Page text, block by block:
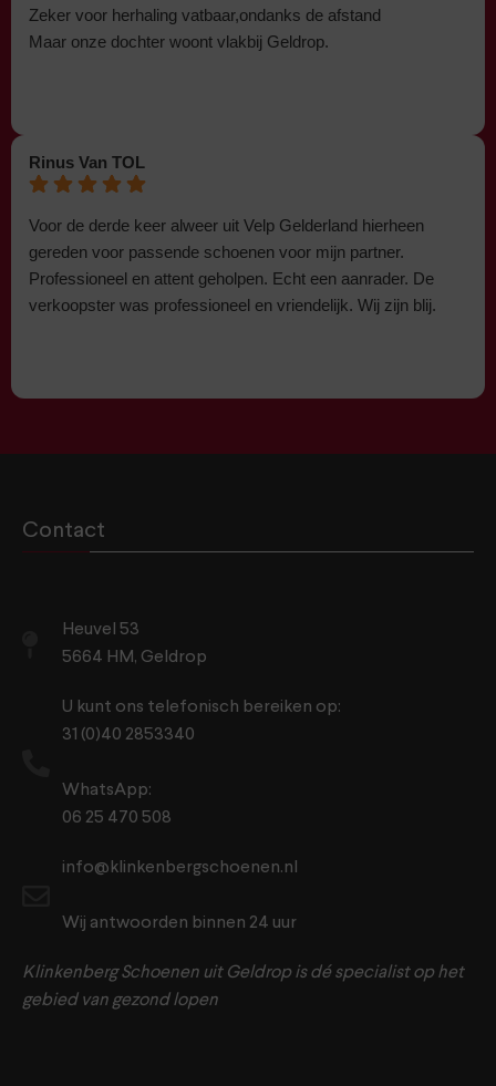
Zeker voor herhaling vatbaar,ondanks de afstand
Maar onze dochter woont vlakbij Geldrop.
Rinus Van TOL
Voor de derde keer alweer uit Velp Gelderland hierheen
gereden voor passende schoenen voor mijn partner.
Professioneel en attent geholpen. Echt een aanrader. De
verkoopster was professioneel en vriendelijk. Wij zijn blij.
Contact
Heuvel 53
5664 HM, Geldrop
U kunt ons telefonisch bereiken op:
31 (0)40 2853340
WhatsApp:
06 25 470 508
info@klinkenbergschoenen.nl
Wij antwoorden binnen 24 uur
Klinkenberg Schoenen uit Geldrop is dé specialist op het
gebied van gezond lopen